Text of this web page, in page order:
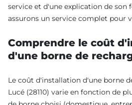
service et d'une explication de son
assurons un service complet pour
Comprendre le coût
d'une borne de
Le coût d'installation d'une borne
Lucé (28110) varie en fonction de